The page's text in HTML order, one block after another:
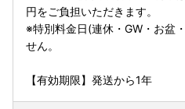
円をご負担いただきます。
※特別料金日(連休・GW・お盆
せん。
【有効期限】発送から1年